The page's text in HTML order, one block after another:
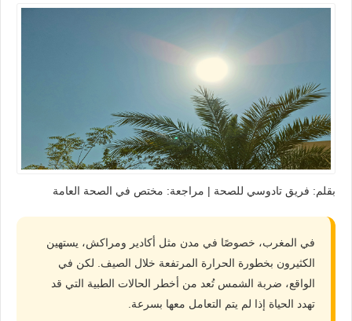
بقلم: فريق تادوسي للصحة | مراجعة: مختص في الصحة العامة
في المغرب، خصوصًا في مدن مثل أكادير ومراكش، يستهين
الكثيرون بخطورة الحرارة المرتفعة خلال الصيف. لكن في
الواقع، ضربة الشمس تُعد من أخطر الحالات الطبية التي قد
تهدد الحياة إذا لم يتم التعامل معها بسرعة.